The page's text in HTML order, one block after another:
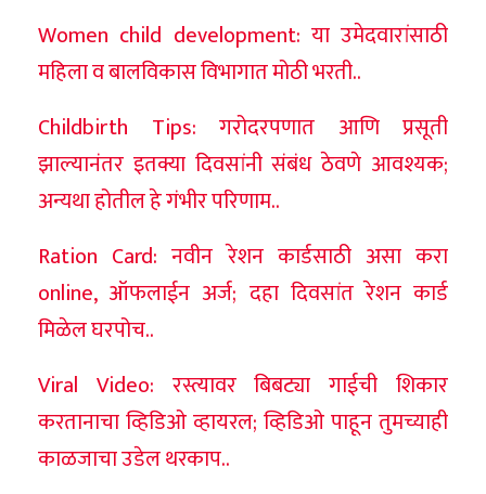
Women child development: या उमेदवारांसाठी
महिला व बालविकास विभागात मोठी भरती..
Childbirth Tips: गरोदरपणात आणि प्रसूती
झाल्यानंतर इतक्या दिवसांनी संबंध ठेवणे आवश्यक;
अन्यथा होतील हे गंभीर परिणाम..
Ration Card: नवीन रेशन कार्डसाठी असा करा
online, ऑफलाईन अर्ज; दहा दिवसांत रेशन कार्ड
मिळेल घरपोच..
Viral Video: रस्त्यावर बिबट्या गाईची शिकार
करतानाचा व्हिडिओ व्हायरल; व्हिडिओ पाहून तुमच्याही
काळजाचा उडेल थरकाप..